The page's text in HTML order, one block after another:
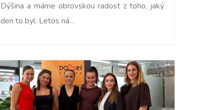
Dýšina a máme obrovskou radost z toho, jaký
den to byl. Letos ná…